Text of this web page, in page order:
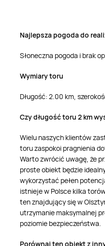
Najlepsza pogoda do
Słoneczna pogoda i brak
Wymiary toru
Długość: 2.00 km,
Czy długość toru 2 km
Wielu naszych klientów
toru zaspokoi pragnienia
Warto zwrócić uwagę, że
proste obiekt będzie
wykorzystać pełen
istnieje w Polsce kilka
ten znajdujący się w
utrzymanie maksymalnej
poziomie bezpieczeństwa.
Porównaj ten obiekt z